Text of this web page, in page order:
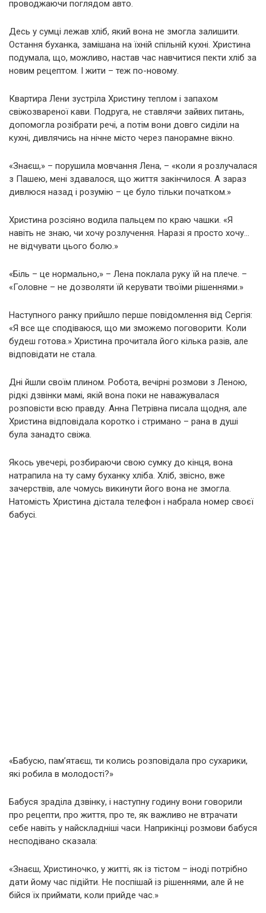
проводжаючи поглядом авто.
Десь у сумці лежав хліб, який вона не змогла залишити.
Остання буханка, замішана на їхній спільній кухні. Христина
подумала, що, можливо, настав час навчитися пекти хліб за
новим рецептом. І жити – теж по-новому.
Квартира Лени зустріла Христину теплом і запахом
свіжозвареної кави. Подруга, не ставлячи зайвих питань,
допомогла розібрати речі, а потім вони довго сиділи на
кухні, дивлячись на нічне місто через панорамне вікно.
«Знаєш,» – порушила мовчання Лена, – «коли я розлучалася
з Пашею, мені здавалося, що життя закінчилося. А зараз
дивлюся назад і розумію – це було тільки початком.»
Христина розсіяно водила пальцем по краю чашки. «Я
навіть не знаю, чи хочу розлучення. Наразі я просто хочу…
не відчувати цього болю.»
«Біль – це нормально,» – Лена поклала руку їй на плече. –
«Головне – не дозволяти їй керувати твоїми рішеннями.»
Наступного ранку прийшло перше повідомлення від Сергія:
«Я все ще сподіваюся, що ми зможемо поговорити. Коли
будеш готова.» Христина прочитала його кілька разів, але
відповідати не стала.
Дні йшли своїм плином. Робота, вечірні розмови з Леною,
рідкі дзвінки мамі, якій вона поки не наважувалася
розповісти всю правду. Анна Петрівна писала щодня, але
Христина відповідала коротко і стримано – рана в душі
була занадто свіжа.
Якось увечері, розбираючи свою сумку до кінця, вона
натрапила на ту саму буханку хліба. Хліб, звісно, вже
зачерствів, але чомусь викинути його вона не змогла.
Натомість Христина дістала телефон і набрала номер своєї
бабусі.
«Бабусю, пам’ятаєш, ти колись розповідала про сухарики,
які робила в молодості?»
Бабуся зраділа дзвінку, і наступну годину вони говорили
про рецепти, про життя, про те, як важливо не втрачати
себе навіть у найскладніші часи. Наприкінці розмови бабуся
несподівано сказала:
«Знаєш, Христиночко, у житті, як із тістом – іноді потрібно
дати йому час підійти. Не поспішай із рішеннями, але й не
бійся їх приймати, коли прийде час.»